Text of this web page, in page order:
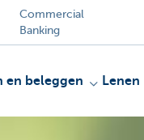
Commercial
Banking
en beleggen Lenen